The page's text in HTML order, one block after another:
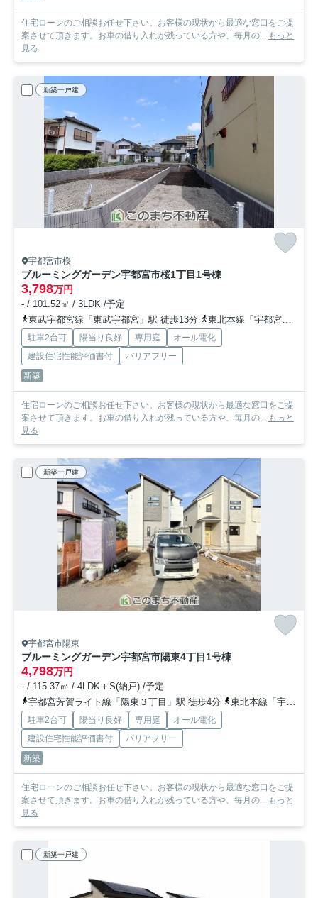
住宅ローンのご相談お任せ下さい。お客様の現状から最適な窓口をご提
案させて頂きます。お車の借り入れが残っている方や、毎月の... もっと
見る
新築一戸建
宇都宮市桜
ブルーミングガーデン宇都宮市桜1丁目1号棟
3,798万円
- / 101.52㎡ / 3LDK /予定
東武宇都宮線「東武宇都宮」駅 徒歩13分
東北本線「宇都宮」駅 徒歩34分
駐車2台可 陽当り良好 専用庭
オール電化
建設住宅性能評価書付
バリアフリー
新築
住宅ローンのご相談お任せ下さい。お客様の現状から最適な窓口をご提
案させて頂きます。お車の借り入れが残っている方や、毎月の... もっと
見る
新築一戸建
宇都宮市陽東
ブルーミングガーデン宇都宮市陽東4丁目1号棟
4,798万円
- / 115.37㎡ / 4LDK＋S(納戸) /予定
宇都宮芳賀ライト線「陽東３丁目」駅 徒歩4分
東北本線「宇都宮」駅 徒歩33分
駐車2台可 陽当り良好 専用庭
オール電化
建設住宅性能評価書付
バリアフリー
新築
住宅ローンのご相談お任せ下さい。お客様の現状から最適な窓口をご提
案させて頂きます。お車の借り入れが残っている方や、毎月の... もっと
見る
新築一戸建